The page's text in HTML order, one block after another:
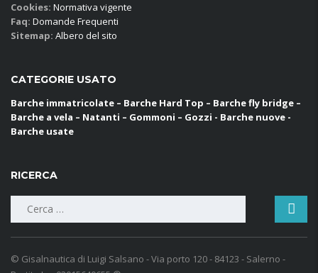
Cookies: Normativa vigente
Faq: Domande Frequenti
Sitemap: Albero del sito
CATEGORIE USATO
Barche immatricolate – Barche Hard Top – Barche fly bridge –
Barche a vela – Natanti – Gommoni – Gozzi - Barche nuove -
Barche usate
RICERCA
Ricerca
© Gisalnautica di Luigi Salsano - Via porto 120 - 84123 - Salerno -